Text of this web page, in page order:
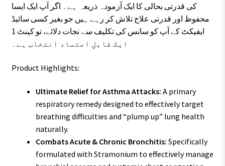
کی قدرتی بحالی کا ایک آزمودہ ذریعہ ہے۔ اگر آپ ایک ایسا
محفوظ اور قدرتی علاج تلاش کر رہے ہیں جو بغیر کسی سائیڈ
ایفیکٹ کے آپ کو سانس کی تکلیف سے نجات دلائے، تو کینٹ 1
ایک قابلِ اعتماد انتخاب ہے۔
Product Highlights:
Ultimate Relief for Asthma Attacks: A primary
respiratory remedy designed to effectively target
breathing difficulties and “plump up” lung health
naturally.
Combats Acute & Chronic Bronchitis: Specifically
formulated with Stramonium to effectively manage